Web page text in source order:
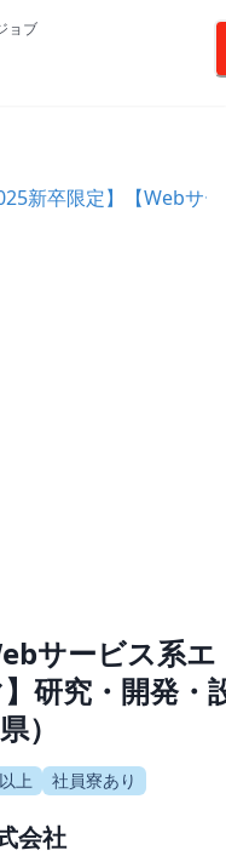
ョブ
新卒限定】【Webサ
サービス系エ
研究・開発・
）
上 社員寮あり
会社